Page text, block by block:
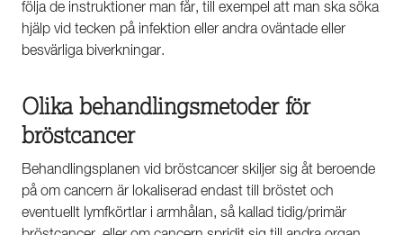
följa de instruktioner man får, till exempel att man ska söka
hjälp vid tecken på infektion eller andra oväntade eller
besvärliga biverkningar.
Olika behandlingsmetoder för
bröstcancer
Behandlingsplanen vid bröstcancer skiljer sig åt beroende
på om cancern är lokaliserad endast till bröstet och
eventuellt lymfkörtlar i armhålan, så kallad tidig/primär